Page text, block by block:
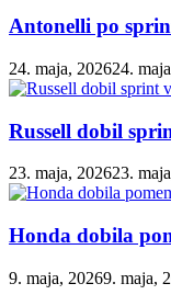
Antonelli po
24. maja, 202624.
Russell dobil
23. maja, 202623.
Honda dobila
9. maja, 20269. maja,